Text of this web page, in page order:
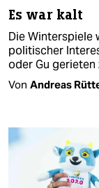
Es war kalt
Die Winterspiele
politischer
oder Gu gerieten
Von Andreas